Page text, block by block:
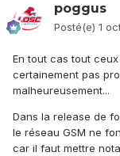
poggus
Posté(e) 1
En tout cas tout
certainement pas
malheureusement...
Dans la release de
le réseau GSM ne
car il faut mettre